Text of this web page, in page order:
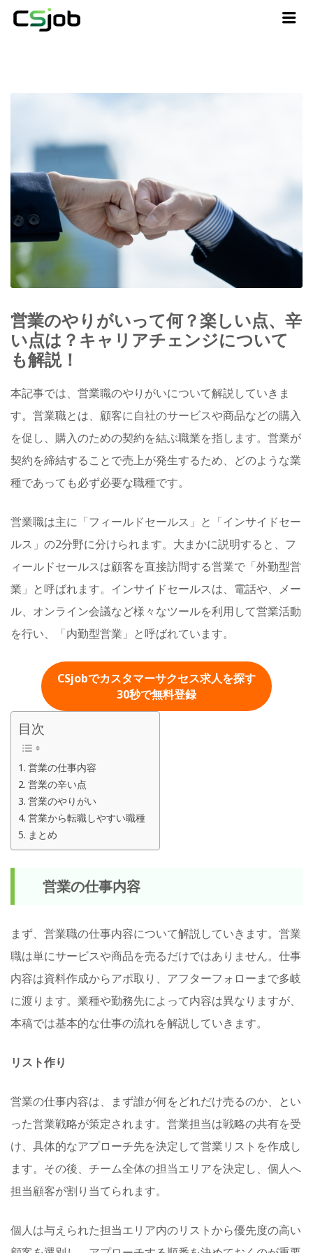
営業のやりがいって何？楽しい点、辛
い点は？キャリアチェンジについて
も解説！
本記事では、営業職のやりがいについて解説していきま
す。営業職とは、顧客に自社のサービスや商品などの購入
を促し、購入のための契約を結ぶ職業を指します。営業が
契約を締結することで売上が発生するため、どのような業
種であっても必ず必要な職種です。
営業職は主に「フィールドセールス」と「インサイドセー
ルス」の2分野に分けられます。大まかに説明すると、フ
ィールドセールスは顧客を直接訪問する営業で「外勤型営
業」と呼ばれます。インサイドセールスは、電話や、メー
ル、オンライン会議など様々なツールを利用して営業活動
を行い、「内勤型営業」と呼ばれています。
CSjobでカスタマーサクセス求人を探す
30秒で無料登録
目次
営業の仕事内容
営業の辛い点
営業のやりがい
営業から転職しやすい職種
まとめ
営業の仕事内容
まず、営業職の仕事内容について解説していきます。営業
職は単にサービスや商品を売るだけではありません。仕事
内容は資料作成からアポ取り、アフターフォローまで多岐
に渡ります。業種や勤務先によって内容は異なりますが、
本稿では基本的な仕事の流れを解説していきます。
リスト作り
営業の仕事内容は、まず誰が何をどれだけ売るのか、とい
った営業戦略が策定されます。営業担当は戦略の共有を受
け、具体的なアプローチ先を決定して営業リストを作成し
ます。その後、チーム全体の担当エリアを決定し、個人へ
担当顧客が割り当てられます。
個人は与えられた担当エリア内のリストから優先度の高い